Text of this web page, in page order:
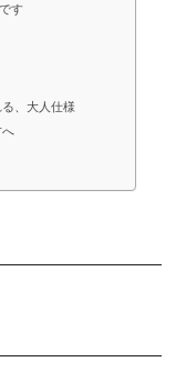
す
、大人仕様
へ